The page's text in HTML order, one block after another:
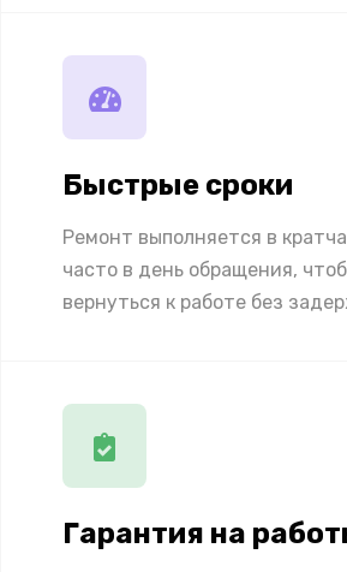
Быстрые сроки
Ремонт выполняется в
часто в день обращения,
вернуться к работе без
Гарантия на